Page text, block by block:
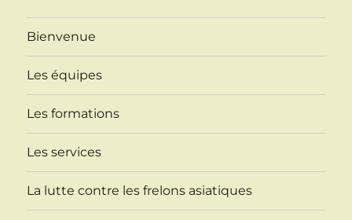
Bienvenue
Les équipes
Les formations
Les services
La lutte contre les frelons asiatiques